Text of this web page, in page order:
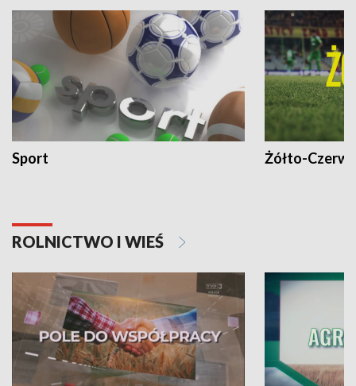
Sport Żółto-
ROLNICTWO I WIEŚ